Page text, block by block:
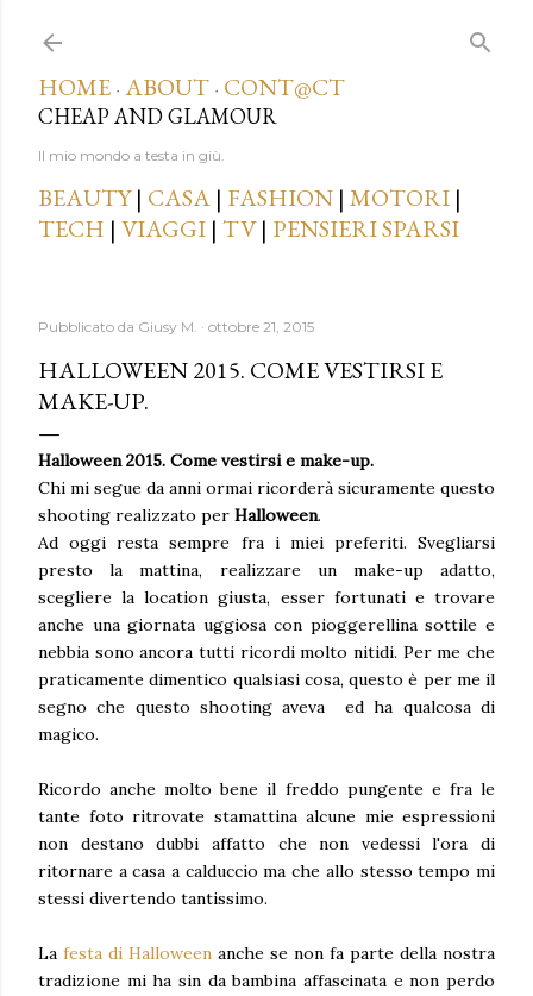
HOME · ABOUT · CONT@CT
CHEAP AND GLAMOUR
Il mio mondo a testa in giù.
BEAUTY| CASA | FASHION | MOTORI |
TECH | VIAGGI | TV| PENSIERI SPARSI
Pubblicato da Giusy M. ottobre 21, 2015
HALLOWEEN 2015. COME VESTIRSI E
MAKE-UP.
Halloween 2015. Come vestirsi e make-up.
Chi mi segue da anni ormai ricorderà sicuramente questo
shooting realizzato per Halloween.
Ad oggi resta sempre fra i miei preferiti. Svegliarsi
presto la mattina, realizzare un make-up adatto,
scegliere la location giusta, esser fortunati e trovare
anche una giornata uggiosa con pioggerellina sottile e
nebbia sono ancora tutti ricordi molto nitidi. Per me che
praticamente dimentico qualsiasi cosa, questo è per me il
segno che questo shooting aveva ed ha qualcosa di
magico.
Ricordo anche molto bene il freddo pungente e fra le
tante foto ritrovate stamattina alcune mie espressioni
non destano dubbi affatto che non vedessi l'ora di
ritornare a casa a calduccio ma che allo stesso tempo mi
stessi divertendo tantissimo.
La festa di Halloween anche se non fa parte della nostra
tradizione mi ha sin da bambina affascinata e non perdo